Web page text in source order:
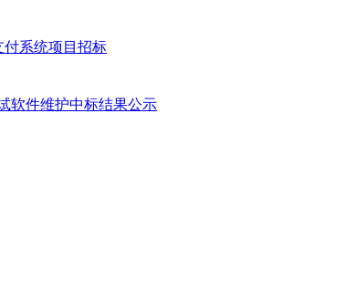
付系统项目招标
软件维护中标结果公示